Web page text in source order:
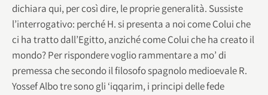
dichiara qui, per così dire, le proprie generalità. Sussiste
l’interrogativo: perché H. si presenta a noi come Colui che
ci ha tratto dall’Egitto, anziché come Colui che ha creato il
mondo? Per rispondere voglio rammentare a mo’ di
premessa che secondo il filosofo spagnolo medioevale R.
Yossef Albo tre sono gli ‘iqqarim, i principi delle fede